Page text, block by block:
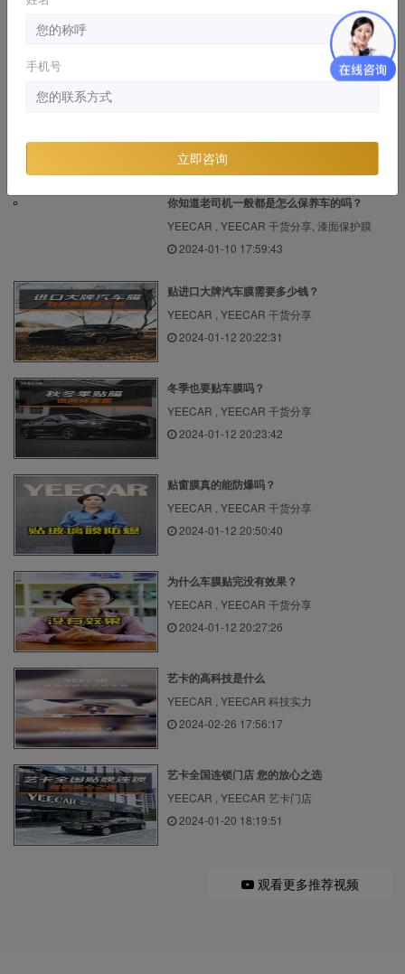
2024-01-10 17:58:11
你知道老司机一般都是怎么保养车的吗？
YEECAR , YEECAR 干货分享, 漆面保护膜
2024-01-10 17:59:43
贴进口大牌汽车膜需要多少钱？
YEECAR , YEECAR 干货分享
2024-01-12 20:22:31
冬季也要贴车膜吗？
YEECAR , YEECAR 干货分享
2024-01-12 20:23:42
贴窗膜真的能防爆吗？
YEECAR , YEECAR 干货分享
2024-01-12 20:50:40
为什么车膜贴完没有效果？
YEECAR , YEECAR 干货分享
2024-01-12 20:27:26
艺卡的高科技是什么
YEECAR , YEECAR 科技实力
2024-02-26 17:56:17
艺卡全国连锁门店 您的放心之选
YEECAR , YEECAR 艺卡门店
2024-01-20 18:19:51
观看更多推荐视频
手机号
立即咨询